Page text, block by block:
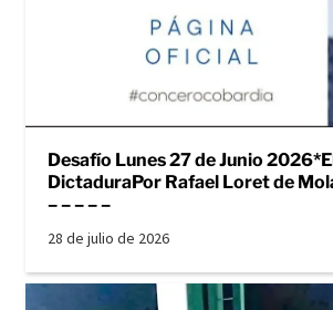
Desafío Lunes 27 de Junio
DictaduraPor Rafael Loret de
– – – – –
28 de julio de 2026